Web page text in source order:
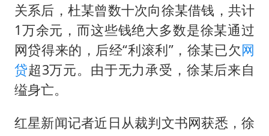
台铃电动车仅骑一年就断电趴窝
白海豚5次眼壁置换
浙江海域将现5到8米巨浪到狂浪
曝美下令调查弹药库存信息遭泄露事件
方桃子代言广告视频已下架
关系后，杜某曾数十次向徐某借钱，共计
1万余元，而这些钱绝大多数是徐某通过
网贷得来的，后经“利滚利”，徐某已欠网
贷超3万元。由于无力承受，徐某后来自
缢身亡。
红星新闻记者近日从裁判文书网获悉，徐